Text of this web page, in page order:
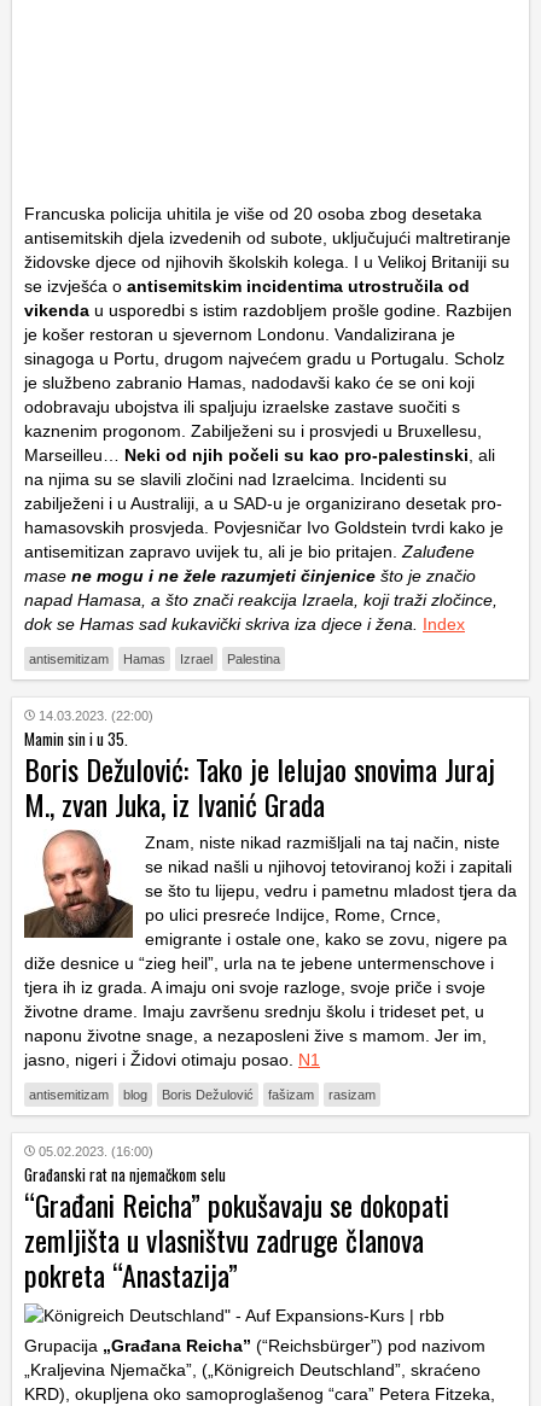
Francuska policija uhitila je više od 20 osoba zbog desetaka
antisemitskih djela izvedenih od subote, uključujući maltretiranje
židovske djece od njihovih školskih kolega. I u Velikoj Britaniji su
se izvješća o antisemitskim incidentima utrostručila od
vikenda u usporedbi s istim razdobljem prošle godine. Razbijen
je košer restoran u sjevernom Londonu. Vandalizirana je
sinagoga u Portu, drugom najvećem gradu u Portugalu. Scholz
je službeno zabranio Hamas, nadodavši kako će se oni koji
odobravaju ubojstva ili spaljuju izraelske zastave suočiti s
kaznenim progonom. Zabilježeni su i prosvjedi u Bruxellesu,
Marseilleu… Neki od njih počeli su kao pro-palestinski , ali
na njima su se slavili zločini nad Izraelcima. Incidenti su
zabilježeni i u Australiji, a u SAD-u je organizirano desetak pro-
hamasovskih prosvjeda. Povjesničar Ivo Goldstein tvrdi kako je
antisemitizan zapravo uvijek tu, ali je bio pritajen. Zaluđene
mase ne mogu i ne žele razumjeti činjenice što je značio
napad Hamasa, a što znači reakcija Izraela, koji traži zločince,
dok se Hamas sad kukavički skriva iza djece i žena. Index
antisemitizam Hamas Izrael Palestina
14.03.2023. (22:00)
Mamin sin i u 35.
Boris Dežulović: Tako je lelujao snovima Juraj
M., zvan Juka, iz Ivanić Grada
Znam, niste nikad razmišljali na taj način, niste
se nikad našli u njihovoj tetoviranoj koži i zapitali
se što tu lijepu, vedru i pametnu mladost tjera da
po ulici presreće Indijce, Rome, Crnce,
emigrante i ostale one, kako se zovu, nigere pa
diže desnice u “zieg heil”, urla na te jebene untermenschove i
tjera ih iz grada. A imaju oni svoje razloge, svoje priče i svoje
životne drame. Imaju završenu srednju školu i trideset pet, u
naponu životne snage, a nezaposleni žive s mamom. Jer im,
jasno, nigeri i Židovi otimaju posao. N1
antisemitizam blog Boris Dežulović fašizam rasizam
05.02.2023. (16:00)
Građanski rat na njemačkom selu
“Građani Reicha” pokušavaju se dokopati
zemljišta u vlasništvu zadruge članova
pokreta “Anastazija”
Grupacija „Građana Reicha” (“Reichsbürger”) pod nazivom
„Kraljevina Njemačka”, („Königreich Deutschland”, skraćeno
KRD), okupljena oko samoproglašenog “cara” Petera Fitzeka,